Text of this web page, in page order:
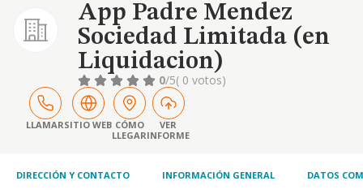
App Padre Mendez
Sociedad Limitada (en
Liquidacion)
0/5( 0 votos)
LLAMARSITIO WEB CÓMO
LLEGAR
VER
INFORME
DIRECCIÓN Y CONTACTO INFORMACIÓN GENERAL DATOS